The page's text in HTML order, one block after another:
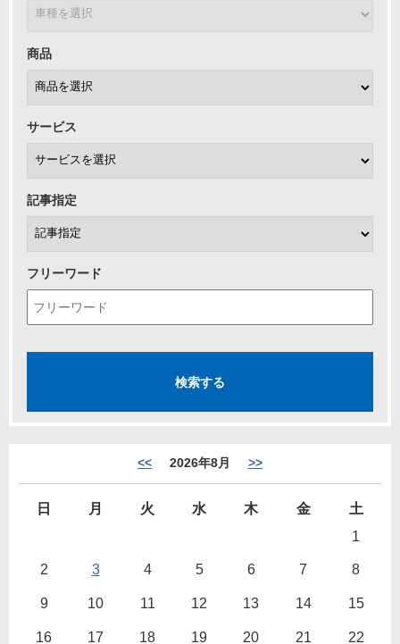
商品
サービス
記事指定
フリーワード
<< 2026年8月 >>
日 月 火 水 木 金
土
1
2 3 4 5 6 7 8
9 10 11 12 13 14 15
16 17 18 19 20 21 22